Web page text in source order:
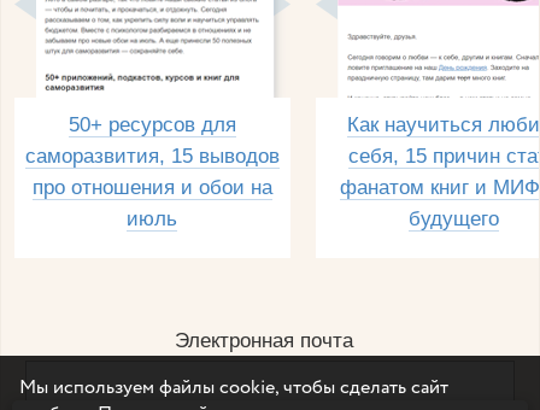
50+ ресурсов для
саморазвития, 15 выводов
про отношения и обои на
июль
Как научиться
себя, 15 причин
фанатом книг и
будущего
Электронная почта
Мы используем файлы cookie, чтобы сделать сайт